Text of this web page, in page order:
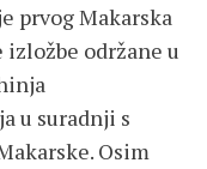
prvog Makarska
izložbe održane u
u suradnji s
Osim